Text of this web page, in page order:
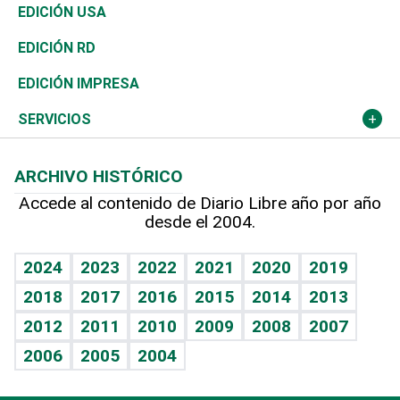
Reportajes
África
Ocenanía
Caribe
Resto del mundo
Vivienda
Telecom.
Global y variable
Economía personal
Buena Vida
Sociales
Novedades
Podcast Arte Libre
Hablando con el pediatra
Vida y familia
Eñe
Celebrando la vida
Sin complejos
Ciclismo
Tenis
Olimpismo
Más deportes
Línea de hit
TBT Deportivo
En Directo
El Espía
Noticiero Poteleche
Columnistas
Más firmas
Tecnología
Historia
Martes de tecnología
Cambio climático
Economía
Revista
Deportes
Opinión
Hecho en casa
Guía del dinero
EDICIÓN USA
EDICIÓN RD
EDICIÓN IMPRESA
SERVICIOS
Cumpleaños
Horóscopos
Crucigramas
ARCHIVO HISTÓRICO
Accede al contenido de Diario Libre año por año
desde el 2004.
2024 2023 2022 2021 2020
2019
2018
2017 2016 2015 2014
2013
2012
2011 2010 2009 2008
2007
2006
2005 2004